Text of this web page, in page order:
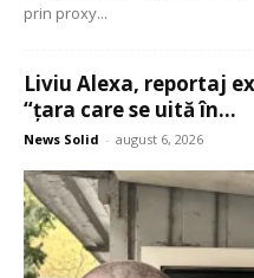
prin proxy...
Liviu Alexa, reportaj
“țara care se uită în...
News Solid - august 6, 2026